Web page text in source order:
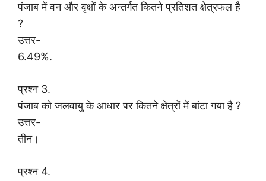
पंजाब में वन और वृक्षों के अन्तर्गत कितने प्रतिशत क्षेत्रफल है
?
उत्तर-
6.49%.
प्रश्न 3.
पंजाब को जलवायु के आधार पर कितने क्षेत्रों में बांटा गया है ?
उत्तर-
तीन।
प्रश्न 4.